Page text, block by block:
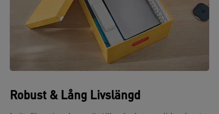
Robust & Lång Livslängd